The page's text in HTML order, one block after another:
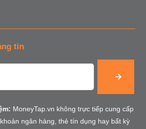
tin
MoneyTap.vn không trực tiếp cung cấp
ngân hàng, thẻ tín dụng hay bất kỳ